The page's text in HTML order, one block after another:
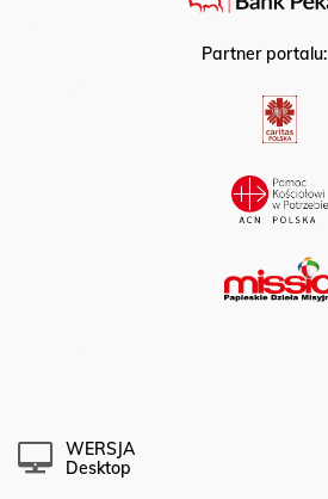
Partner portalu:
WERSJA
Desktop